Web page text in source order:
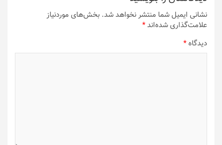
نشانی ایمیل شما منتشر نخواهد شد. بخش‌های موردنیاز
علامت‌گذاری شده‌اند*
دیدگاه*